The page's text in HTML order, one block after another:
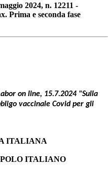
2024, n. 12211 -
Prima e seconda fase
on line, 15.7.2024 "Sulla
vaccinale Covid per gli
ITALIANA
ITALIANO